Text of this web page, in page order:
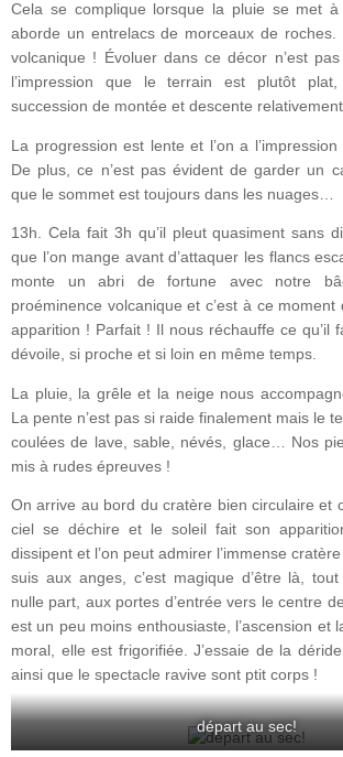
Cela se complique lorsque la pluie se met à
aborde un entrelacs de morceaux de roches.
volcanique ! Évoluer dans ce décor n’est
l’impression que le terrain est plutôt
succession de montée et descente
La progression est lente et l’on a
De plus, ce n’est pas évident de garder un
que le sommet est toujours dans les nuages…
13h. Cela fait 3h qu’il pleut quasiment sans
que l’on mange avant d’attaquer les flancs
monte un abri de fortune avec notre
proéminence volcanique et c’est à ce
apparition ! Parfait ! Il nous réchauffe ce qu’il
dévoile, si proche et si loin en même temps.
La pluie, la grêle et la neige nous
La pente n’est pas si raide finalement mais le
coulées de lave, sable, névés, glace… Nos
mis à rudes épreuves !
On arrive au bord du cratère bien circulaire et
ciel se déchire et le soleil fait son
dissipent et l’on peut admirer l’immense
suis aux anges, c’est magique d’être là,
nulle part, aux portes d’entrée vers le centre
est un peu moins enthousiaste, l’ascension et
moral, elle est frigorifiée. J’essaie de la
ainsi que le spectacle ravive sont ptit corps !
départ au sec!